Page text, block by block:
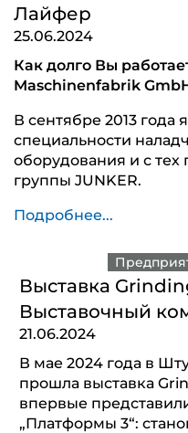
Лайфер
25.06.2024
Как долго Вы
Maschinenfabrik
В сентябре 2013 года
специальности
оборудования и с тех
группы JUNKER.
Подробнее...
Выставка
Выставочный
21.06.2024
В мае 2024 года в
прошла выставка
впервые
„Платформы 3“: